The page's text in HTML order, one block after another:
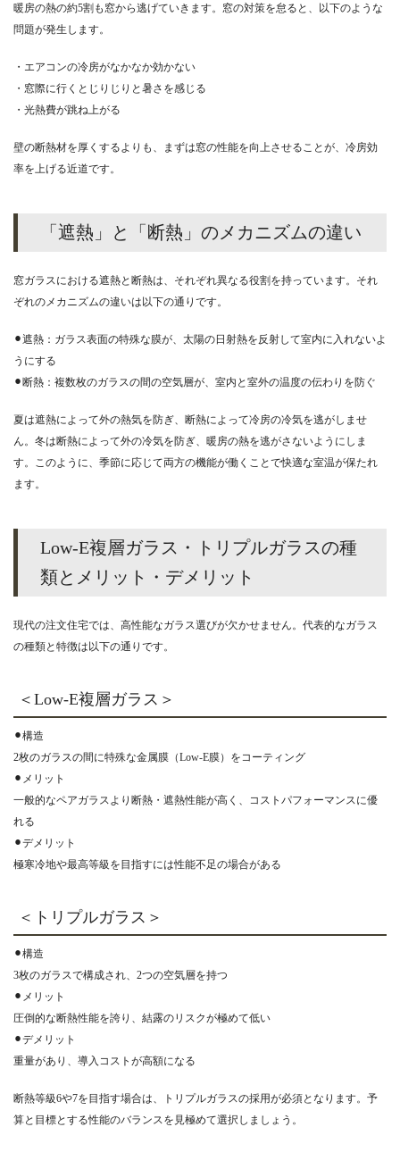
暖房の熱の約5割も窓から逃げていきます。窓の対策を怠ると、以下のような
問題が発生します。
・エアコンの冷房がなかなか効かない
・窓際に行くとじりじりと暑さを感じる
・光熱費が跳ね上がる
壁の断熱材を厚くするよりも、まずは窓の性能を向上させることが、冷房効
率を上げる近道です。
「遮熱」と「断熱」のメカニズムの違い
窓ガラスにおける遮熱と断熱は、それぞれ異なる役割を持っています。それ
ぞれのメカニズムの違いは以下の通りです。
⚫︎遮熱：ガラス表面の特殊な膜が、太陽の日射熱を反射して室内に入れないよ
うにする
⚫︎断熱：複数枚のガラスの間の空気層が、室内と室外の温度の伝わりを防ぐ
夏は遮熱によって外の熱気を防ぎ、断熱によって冷房の冷気を逃がしませ
ん。冬は断熱によって外の冷気を防ぎ、暖房の熱を逃がさないようにしま
す。このように、季節に応じて両方の機能が働くことで快適な室温が保たれ
ます。
Low-E複層ガラス・トリプルガラスの種
類とメリット・デメリット
現代の注文住宅では、高性能なガラス選びが欠かせません。代表的なガラス
の種類と特徴は以下の通りです。
＜Low-E複層ガラス＞
⚫︎構造
2枚のガラスの間に特殊な金属膜（Low-E膜）をコーティング
⚫︎メリット
一般的なペアガラスより断熱・遮熱性能が高く、コストパフォーマンスに優
れる
⚫︎デメリット
極寒冷地や最高等級を目指すには性能不足の場合がある
＜トリプルガラス＞
⚫︎構造
3枚のガラスで構成され、2つの空気層を持つ
⚫︎メリット
圧倒的な断熱性能を誇り、結露のリスクが極めて低い
⚫︎デメリット
重量があり、導入コストが高額になる
断熱等級6や7を目指す場合は、トリプルガラスの採用が必須となります。予
算と目標とする性能のバランスを見極めて選択しましょう。